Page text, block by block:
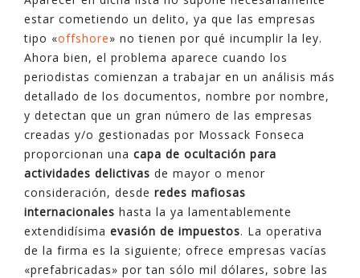
estar cometiendo un delito, ya que las empresas
tipo «offshore» no tienen por qué incumplir la ley.
Ahora bien, el problema aparece cuando los
periodistas comienzan a trabajar en un análisis más
detallado de los documentos, nombre por nombre,
y detectan que un gran número de las empresas
creadas y/o gestionadas por Mossack Fonseca
proporcionan una capa de ocultación para
actividades delictivas de mayor o menor
consideración, desde redes mafiosas
internacionales hasta la ya lamentablemente
extendidísima evasión de impuestos. La operativa
de la firma es la siguiente; ofrece empresas vacías
«prefabricadas» por tan sólo mil dólares, sobre las